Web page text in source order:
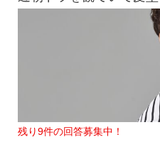
んなんだっけ？」みた
残り9件の回答募集中！